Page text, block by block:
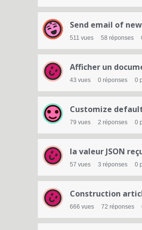
Send email of
511 vues 58 réponses
Afficher un
43 vues 0 réponses 0
Customize
79 vues 2 réponses 0
la valeur JSON
57 vues 3 réponses 0
Construction
666 vues 72 réponses